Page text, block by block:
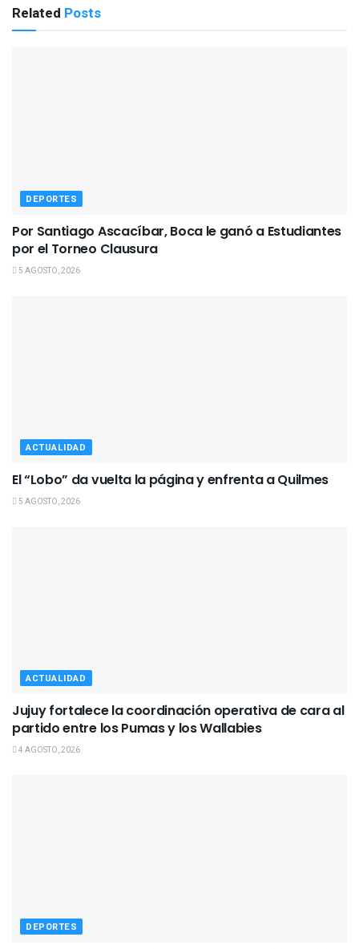
Related Posts
DEPORTES
Por Santiago Ascacíbar, Boca le ganó a Estudiantes
por el Torneo Clausura
5 AGOSTO, 2026
ACTUALIDAD
El “Lobo” da vuelta la página y enfrenta a Quilmes
5 AGOSTO, 2026
ACTUALIDAD
Jujuy fortalece la coordinación operativa de cara al
partido entre los Pumas y los Wallabies
4 AGOSTO, 2026
DEPORTES